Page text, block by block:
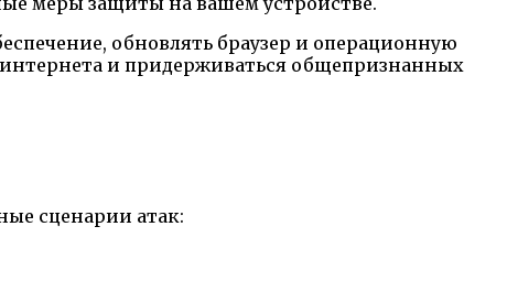
обновлять браузер и операционную
и придерживаться общепризнанных
сценарии атак: